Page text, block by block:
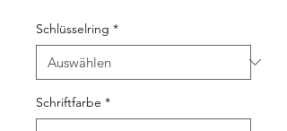
Schlüsselring *
Schriftfarbe *